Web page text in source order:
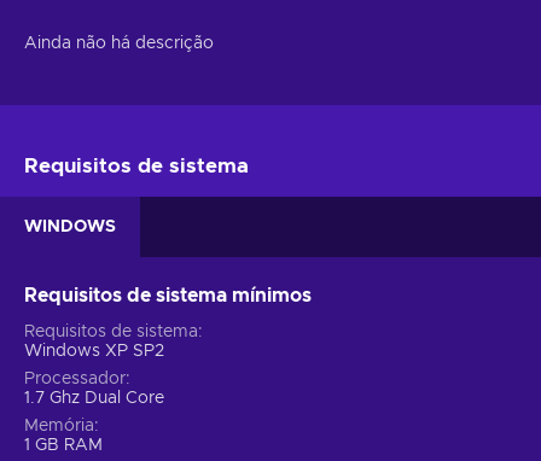
Ainda não há descrição
Requisitos de sistema
WINDOWS
Requisitos de sistema mínimos
Requisitos de sistema
Windows XP SP2
Processador
1.7 Ghz Dual Core
Memória
1 GB RAM